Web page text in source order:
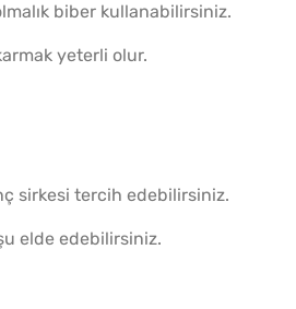
biber kullanabilirsiniz.
yeterli olur.
sirkesi tercih edebilirsiniz.
elde edebilirsiniz.